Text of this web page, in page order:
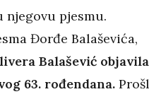
pjesmu.
Đorđe Balaševića,
Balašević objavila
63. rođendana.